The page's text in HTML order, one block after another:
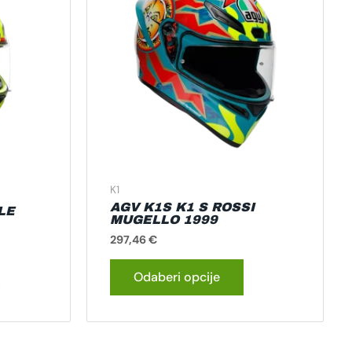
K1
AGV K1S K1 S ROSSI
MUGELLO 1999
297,46€
Odaberi opcije
više
varijanti.
Opcije
se
mogu
odabrati
na